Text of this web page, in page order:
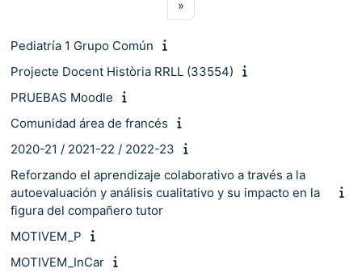
»Pàgina següent
Pediatría 1 Grupo Común
Projecte Docent Història RRLL (33554)
PRUEBAS Moodle
Comunidad área de francés
2020-21 / 2021-22 / 2022-23
Reforzando el aprendizaje colaborativo a través a la
autoevaluación y análisis cualitativo y su impacto en la
figura del compañero tutor
MOTIVEM_P
MOTIVEM_InCar